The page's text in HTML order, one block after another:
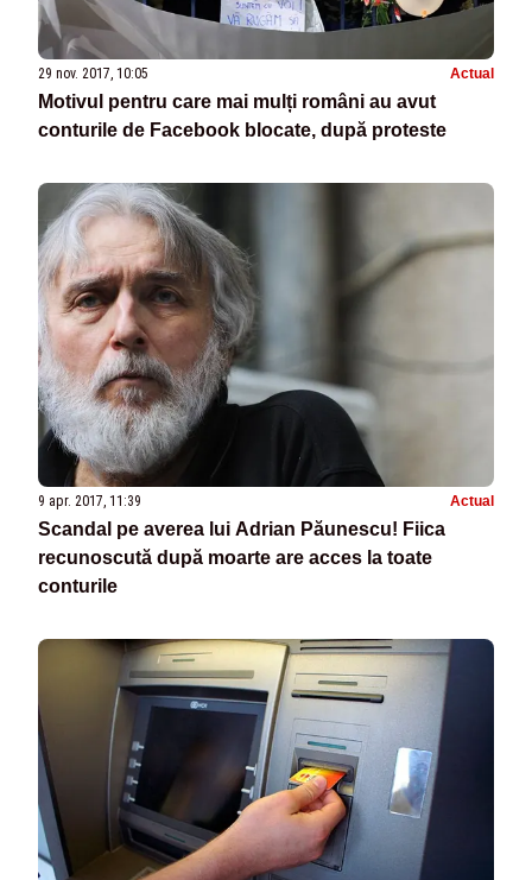
29 nov. 2017, 10:05 Actual
Motivul pentru care mai mulți români au avut
conturile de Facebook blocate, după proteste
9 apr. 2017, 11:39 Actual
Scandal pe averea lui Adrian Păunescu! Fiica
recunoscută după moarte are acces la toate
conturile